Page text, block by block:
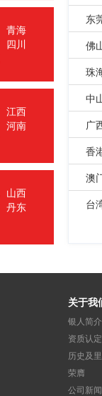
青海
四川
江西
河南
山西
丹东
东
佛
珠
中
广
香
澳
台
关于我
银人简介
资质认定
历史及
荣膺
公司新